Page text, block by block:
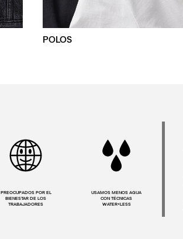
POLOS
PREOCUPADOS POR EL
BIENESTAR DE LOS
TRABAJADORES
USAMOS MENOS AGUA
CON TÉCNICAS
WATER<LESS